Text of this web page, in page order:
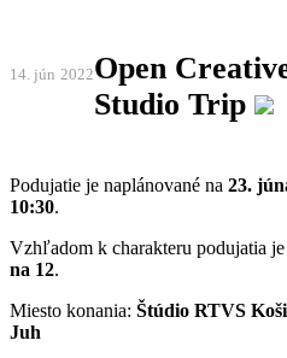
14. jún 2022Open
Studio Trip
Podujatie je naplánované na 23.
10:30.
Vzhľadom k charakteru podujatia je
na 12.
Miesto konania: Štúdio RTVS
Juh